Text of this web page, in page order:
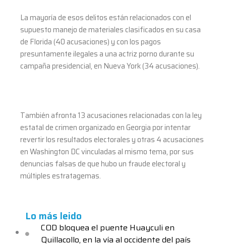
La mayoría de esos delitos están relacionados con el
supuesto manejo de materiales clasificados en su casa
de Florida (40 acusaciones) y con los pagos
presuntamente ilegales a una actriz porno durante su
campaña presidencial, en Nueva York (34 acusaciones).
También afronta 13 acusaciones relacionadas con la ley
estatal de crimen organizado en Georgia por intentar
revertir los resultados electorales y otras 4 acusaciones
en Washington DC vinculadas al mismo tema, por sus
denuncias falsas de que hubo un fraude electoral y
múltiples estratagemas.
Lo más leido
COD bloquea el puente Huayculi en
Quillacollo, en la vía al occidente del país